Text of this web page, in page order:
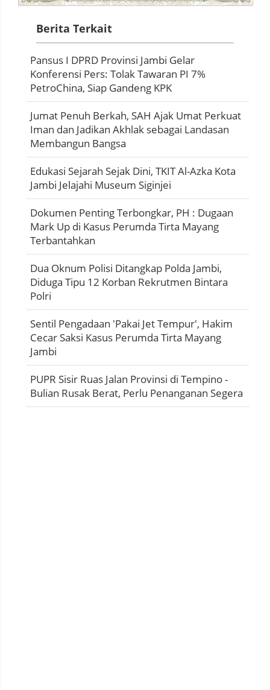
Berita Terkait
Pansus I DPRD Provinsi Jambi Gelar
Konferensi Pers: Tolak Tawaran PI 7%
PetroChina, Siap Gandeng KPK
Jumat Penuh Berkah, SAH Ajak Umat Perkuat
Iman dan Jadikan Akhlak sebagai Landasan
Membangun Bangsa
Edukasi Sejarah Sejak Dini, TKIT Al-Azka Kota
Jambi Jelajahi Museum Siginjei
Dokumen Penting Terbongkar, PH : Dugaan
Mark Up di Kasus Perumda Tirta Mayang
Terbantahkan
Dua Oknum Polisi Ditangkap Polda Jambi,
Diduga Tipu 12 Korban Rekrutmen Bintara
Polri
Sentil Pengadaan 'Pakai Jet Tempur', Hakim
Cecar Saksi Kasus Perumda Tirta Mayang
Jambi
PUPR Sisir Ruas Jalan Provinsi di Tempino -
Bulian Rusak Berat, Perlu Penanganan Segera